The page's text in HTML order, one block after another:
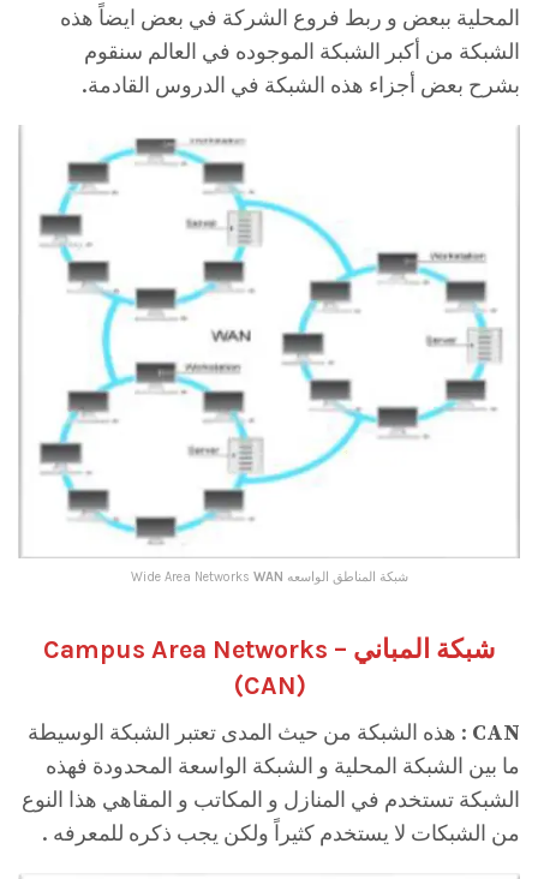
المحلية ببعض و ربط فروع الشركة في بعض ايضاً هذه
الشبكة من أكبر الشبكة الموجوده في العالم سنقوم
بشرح بعض أجزاء هذه الشبكة في الدروس القادمة.
شبكة المناطق الواسعه Wide Area Networks WAN
شبكة المباني Campus Area Networks –
(CAN)
CAN : هذه الشبكة من حيث المدى تعتبر الشبكة الوسيطة
ما بين الشبكة المحلية و الشبكة الواسعة المحدودة فهذه
الشبكة تستخدم في المنازل و المكاتب و المقاهي هذا النوع
من الشبكات لا يستخدم كثيراً ولكن يجب ذكره للمعرفه .